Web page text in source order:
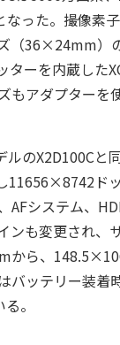
なった。撮像素
（36×24mm）
ターを内蔵した
もアダプターを
のX2D100Cと
11656×8742ド
AFシステム、
ンも変更され、
から、
バッテリー装着
。